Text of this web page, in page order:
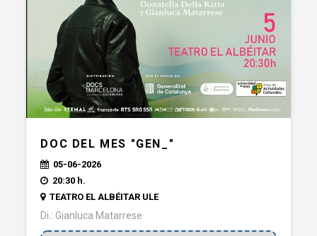
DOC DEL MES "GEN_"
05-06-2026
20:30 h.
TEATRO EL ALBÉITAR ULE
Di.: Gianluca Matarrese